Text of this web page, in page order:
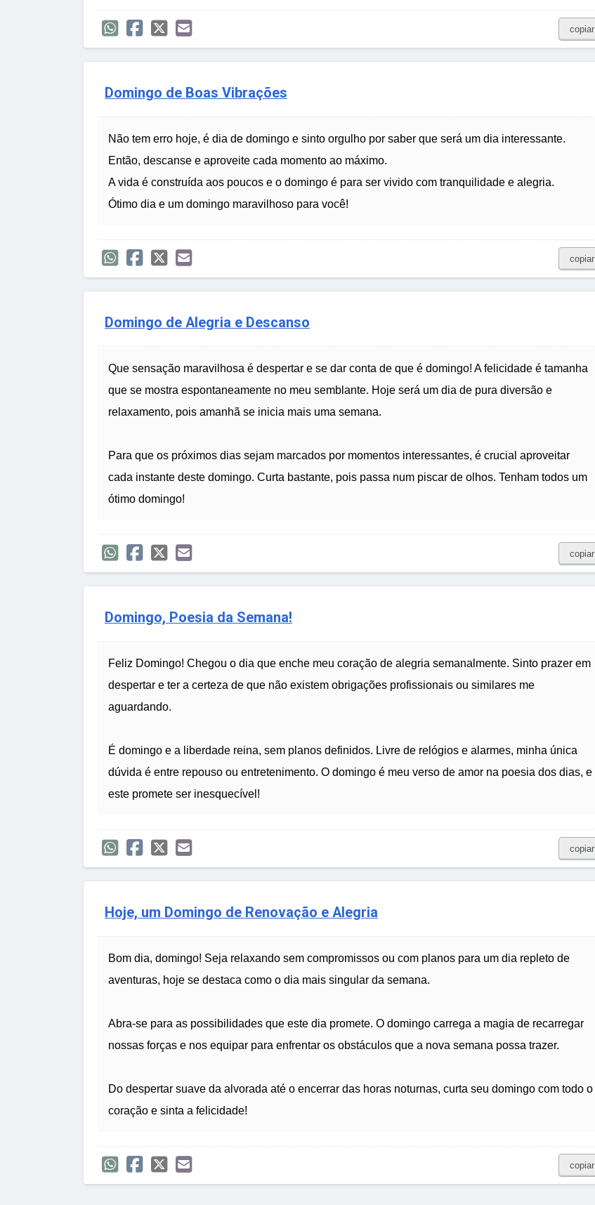
copiar
Domingo de Boas Vibrações
Não tem erro hoje, é dia de domingo e sinto orgulho por saber que será um dia interessante.
Então, descanse e aproveite cada momento ao máximo.
A vida é construída aos poucos e o domingo é para ser vivido com tranquilidade e alegria.
Ótimo dia e um domingo maravilhoso para você!
copiar
Domingo de Alegria e Descanso
Que sensação maravilhosa é despertar e se dar conta de que é domingo! A felicidade é tamanha
que se mostra espontaneamente no meu semblante. Hoje será um dia de pura diversão e
relaxamento, pois amanhã se inicia mais uma semana.
Para que os próximos dias sejam marcados por momentos interessantes, é crucial aproveitar
cada instante deste domingo. Curta bastante, pois passa num piscar de olhos. Tenham todos um
ótimo domingo!
copiar
Domingo, Poesia da Semana!
Feliz Domingo! Chegou o dia que enche meu coração de alegria semanalmente. Sinto prazer em
despertar e ter a certeza de que não existem obrigações profissionais ou similares me
aguardando.
É domingo e a liberdade reina, sem planos definidos. Livre de relógios e alarmes, minha única
dúvida é entre repouso ou entretenimento. O domingo é meu verso de amor na poesia dos dias, e
este promete ser inesquecível!
copiar
Hoje, um Domingo de Renovação e Alegria
Bom dia, domingo! Seja relaxando sem compromissos ou com planos para um dia repleto de
aventuras, hoje se destaca como o dia mais singular da semana.
Abra-se para as possibilidades que este dia promete. O domingo carrega a magia de recarregar
nossas forças e nos equipar para enfrentar os obstáculos que a nova semana possa trazer.
Do despertar suave da alvorada até o encerrar das horas noturnas, curta seu domingo com todo o
coração e sinta a felicidade!
copiar